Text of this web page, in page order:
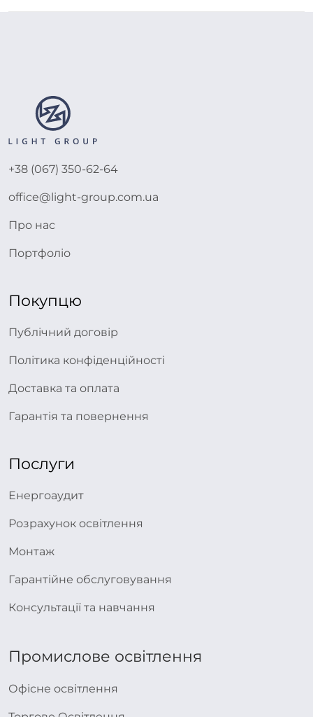
+38 (067) 350-62-64
office@light-group.com.ua
Про нас
Портфоліо
Покупцю
Публічний договір
Політика конфіденційності
Доставка та оплата
Гарантія та повернення
Послуги
Енергоаудит
Розрахунок освітлення
Монтаж
Гарантійне обслуговування
Консультації та навчання
Промислове освітлення
Офісне освітлення